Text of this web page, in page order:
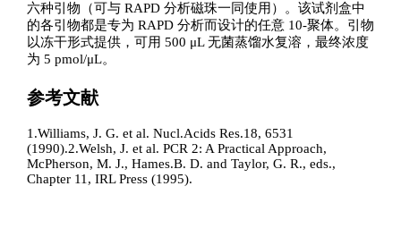
六种引物（可与 RAPD 分析磁珠一同使用）。该试剂盒中
的各引物都是专为 RAPD 分析而设计的任意 10-聚体。引物
以冻干形式提供，可用 500 μL 无菌蒸馏水复溶，最终浓度
为 5 pmol/μL。
参考文献
1.Williams, J. G. et al. Nucl.Acids Res.18, 6531
(1990).2.Welsh, J. et al. PCR 2: A Practical Approach,
McPherson, M. J., Hames.B. D. and Taylor, G. R., eds.,
Chapter 11, IRL Press (1995).